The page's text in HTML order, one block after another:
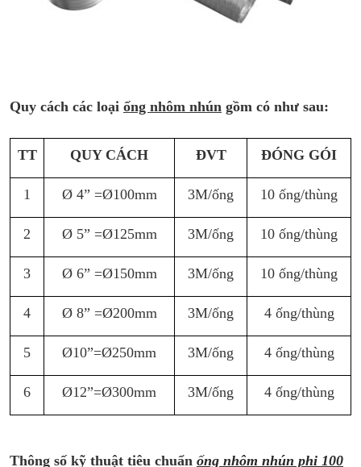
Quy cách các loại ống nhôm nhún gồm có như sau:
TT QUY CÁCH ĐVT ĐÓNG GÓI
1 Ø 4” =Ø100mm 3M/ống 10 ống/thùng
2 Ø 5” =Ø125mm 3M/ống 10 ống/thùng
3 Ø 6” =Ø150mm 3M/ống 10 ống/thùng
4 Ø 8” =Ø200mm 3M/ống 4 ống/thùng
5 Ø10”=Ø250mm 3M/ống 4 ống/thùng
6 Ø12”=Ø300mm 3M/ống 4 ống/thùng
Thông số kỹ thuật tiêu chuẩn ống nhôm nhún phi 100